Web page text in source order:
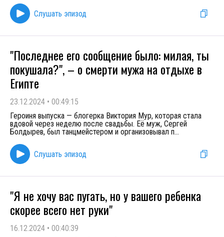
Слушать эпизод
"Последнее его сообщение было: милая, ты
покушала?", – о смерти мужа на отдыхе в
Египте
23.12.2024 • 00:49:15
Героиня выпуска — блогерка Виктория Мур, которая стала
вдовой через неделю после свадьбы. Её муж, Сергей
Болдырев, был танцмейстером и организовывал п...
Слушать эпизод
"Я не хочу вас пугать, но у вашего ребенка
скорее всего нет руки"
16.12.2024 • 00:40:39